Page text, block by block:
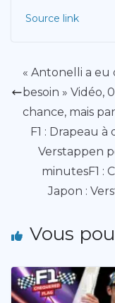
Source link
« Antonelli a eu
besoin » Vidéo,
chance, mais
F1 : Drapeau
Verstappen
minutesF1 :
Japon :
Vous